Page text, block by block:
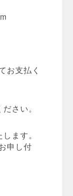
お支払く
さい。
ます。
申し付